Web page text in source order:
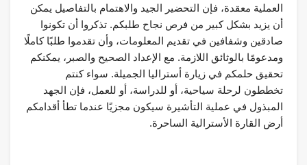
العملية معقدة، فإن التحضير الجيد والاهتمام بالتفاصيل يمكن
أن يزيد بشكل كبير من فرص نجاح طلبكم. تذكروا أن تكونوا
صادقين وشفافين في تقديم المعلومات، وأن تقدموا طلبًا كاملًا
ومدعومًا بالوثائق اللازمة. مع الإعداد الصحيح والصبر، يمكنكم
تحقيق حلمكم في زيارة أستراليا الجميلة. سواء كنتم
تخططون لرحلة سياحية، أو للدراسة، أو للعمل، فإن الجهد
المبذول في عملية التأشيرة سيكون مجزيًا عندما تطأ أقدامكم
أرض القارة الأسترالية الساحرة.